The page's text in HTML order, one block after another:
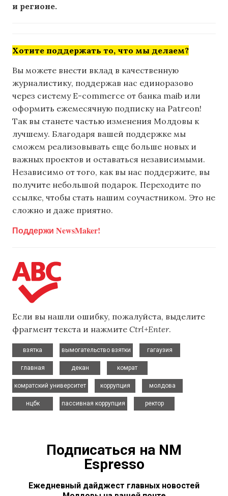
и регионе.
Хотите поддержать то, что мы делаем?
Вы можете внести вклад в качественную
журналистику, поддержав нас единоразово
через систему E-commerce от банка maib или
оформить ежемесячную подписку на Patreon!
Так вы станете частью изменения Молдовы к
лучшему. Благодаря вашей поддержке мы
сможем реализовывать еще больше новых и
важных проектов и оставаться независимыми.
Независимо от того, как вы нас поддержите, вы
получите небольшой подарок. Переходите по
ссылке, чтобы стать нашим соучастником. Это не
сложно и даже приятно.
Поддержи NewsMaker!
Если вы нашли ошибку, пожалуйста, выделите
фрагмент текста и нажмите Ctrl+Enter.
взятка
вымогательство взятки
гагаузия
главная
декан
комрат
комратский университет
коррупция
молдова
нцбк
пассивная коррупция
ректор
Подписаться на NM
Espresso
Ежедневный дайджест главных новостей